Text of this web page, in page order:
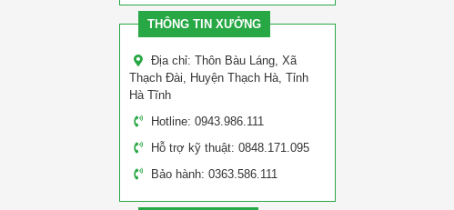
THÔNG TIN XƯỞNG
Địa chỉ: Thôn Bàu Láng, Xã
Thạch Đài, Huyện Thạch Hà, Tỉnh
Hà Tĩnh
Hotline: 0943.986.111
Hỗ trợ kỹ thuật: 0848.171.095
Bảo hành: 0363.586.111